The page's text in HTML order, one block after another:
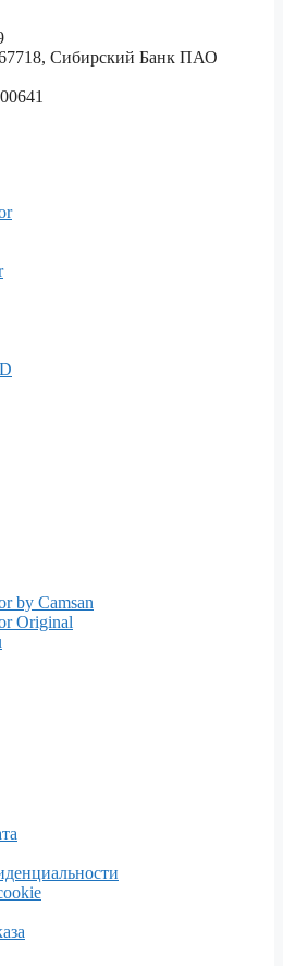
Сибирский Банк ПАО
by Camsan
Original